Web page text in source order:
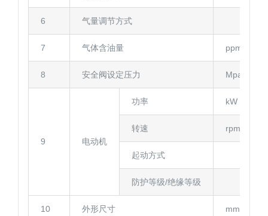
6 气量调节方式
7 气体含油量 ppm
8 安全阀设定压力 Mpa
9 电动机
功率 kW
转速 rpm
起动方式
防护等级/绝缘等级
10 外形尺寸 mm